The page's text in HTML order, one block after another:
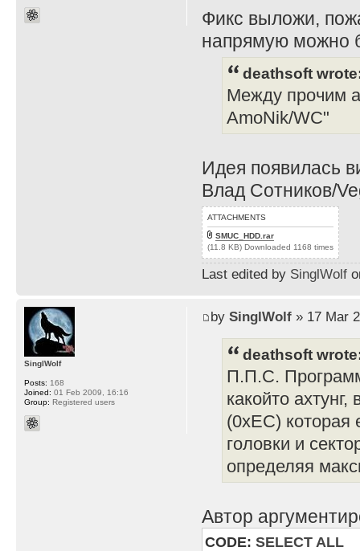
Фикс выложи,
напрямую можно
deathsoft
Между прочим
AmoNik/WC"
Идея появилась
Влад Сотников/
ATTACHMENTS
SMUC_HDD.rar
(11.8 KB) Downloaded 1168 times
Last edited by SinglWolf
by SinglWolf» 17 Mar
deathsoft
П.П.С.
какойто
(0xEC) которая
головки и
определяя
Автор
CODE: SELECT ALL
SinglWolf
Posts: 168
Joined: 01 Feb 2009, 16:16
Group: Registered users